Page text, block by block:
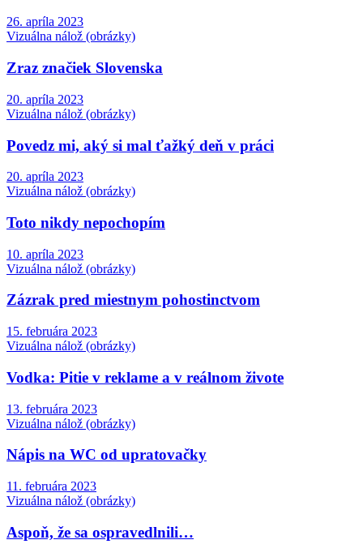
26. apríla 2023
Vizuálna nálož (obrázky)
Zraz značiek Slovenska
20. apríla 2023
Vizuálna nálož (obrázky)
Povedz mi, aký si mal ťažký deň v práci
20. apríla 2023
Vizuálna nálož (obrázky)
Toto nikdy nepochopím
10. apríla 2023
Vizuálna nálož (obrázky)
Zázrak pred miestnym pohostinctvom
15. februára 2023
Vizuálna nálož (obrázky)
Vodka: Pitie v reklame a v reálnom živote
13. februára 2023
Vizuálna nálož (obrázky)
Nápis na WC od upratovačky
11. februára 2023
Vizuálna nálož (obrázky)
Aspoň, že sa ospravedlnili…